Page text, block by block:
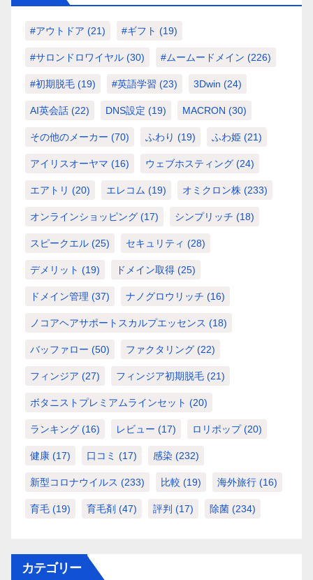
#アウトドア (21) #ギフト (19)
#サロンドロワイヤル (30) #ムームードメイン (226)
#初期脱毛 (19) #英語学習 (23) 3Dwin (24)
AI英会話 (22) DNS設定 (19) MACRON (30)
その他のメーカー (70) ふわり (19) ふわ姫 (21)
アイリスオーヤマ (16) ウェブホスティング (24)
エアトリ (20) エレコム (19) オミクロン株 (233)
オンラインショッピング (17) シンプリッチ (18)
スピークエル (25) セキュリティ (28)
デメリット (19) ドメイン取得 (25)
ドメイン管理 (37) ナノグロウリッチ (16)
ノコアヘアサポートスカルプエッセンス (18)
バッファロー (50) ファクタリング (22)
フィンジア (27) フィンジア初期脱毛 (21)
ボタニストプレミアムラインセット (20)
ランキング (16) レビュー (17) ロリポップ(20)
健康 (17) 口コミ (17) 感染 (232)
新型コロナウイルス (233) 比較 (19) 海外旅行 (16)
育毛 (19) 育毛剤 (47) 評判 (17) 除菌 (234)
カテゴリー